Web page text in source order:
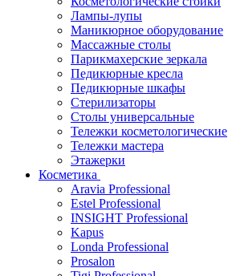
Лампы-лупы
Маникюрное оборудование
Массажные столы
Парикмахерские зеркала
Педикюрные кресла
Педикюрные шкафы
Стерилизаторы
Столы универсальные
Тележки косметологические
Тележки мастера
Этажерки
Косметика
Aravia Professional
Estel Professional
INSIGHT Professional
Kapus
Londa Professional
Prosalon